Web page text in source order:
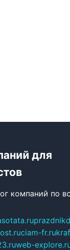
для
компаний по
ciam-fr.ru
web-